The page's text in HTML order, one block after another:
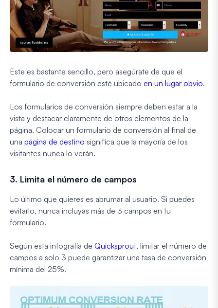
Este es bastante sencillo, pero asegúrate de que el
formulario de conversión esté ubicado en un lugar obvio.
Los formularios de conversión siempre deben estar a la
vista y destacar claramente de otros elementos de la
página. Colocar un formulario de conversión al final de
una página de destino significa que la mayoría de los
visitantes nunca lo verán.
3. Limita el número de campos
Lo último que quieres es abrumar al usuario. Si puedes
evitarlo, nunca incluyas más de 3 campos en tu
formulario.
Según esta infografía de Quicksprout, limitar el número de
campos a solo 3 puede garantizar una tasa de conversión
mínima del 25%.